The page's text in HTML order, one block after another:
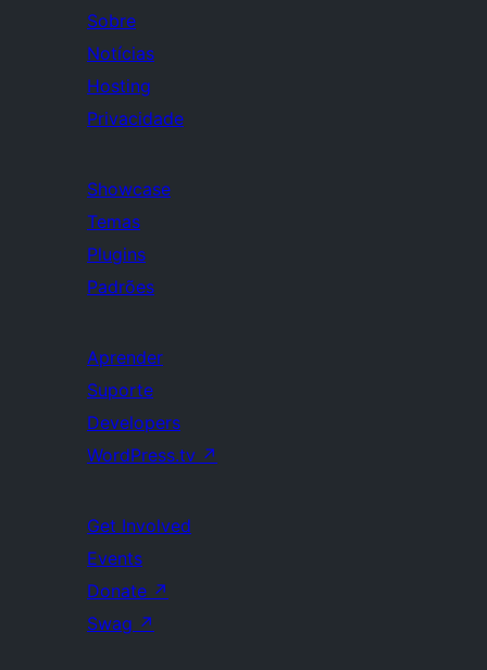
Sobre
Notícias
Hosting
Privacidade
Showcase
Temas
Plugins
Padrões
Aprender
Suporte
Developers
WordPress.tv ↗
Get Involved
Events
Donate ↗
Swag ↗